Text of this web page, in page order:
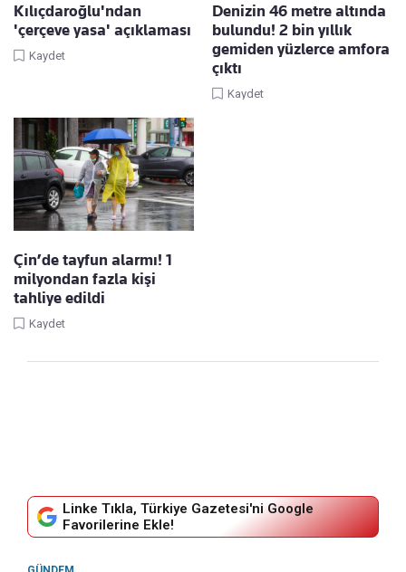
Kılıçdaroğlu'ndan
'çerçeve yasa' açıklaması
Kaydet
Denizin 46 metre altında
bulundu! 2 bin yıllık
gemiden yüzlerce amfora
çıktı
Kaydet
Çin’de tayfun alarmı! 1
milyondan fazla kişi
tahliye edildi
Kaydet
Linke Tıkla, Türkiye Gazetesi'ni Google
Favorilerine Ekle!